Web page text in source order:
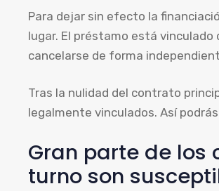
Para dejar sin efecto la
lugar. El préstamo está
cancelarse de forma
Tras la nulidad del contrato
legalmente vinculados. Así
Gran parte de los
turno son